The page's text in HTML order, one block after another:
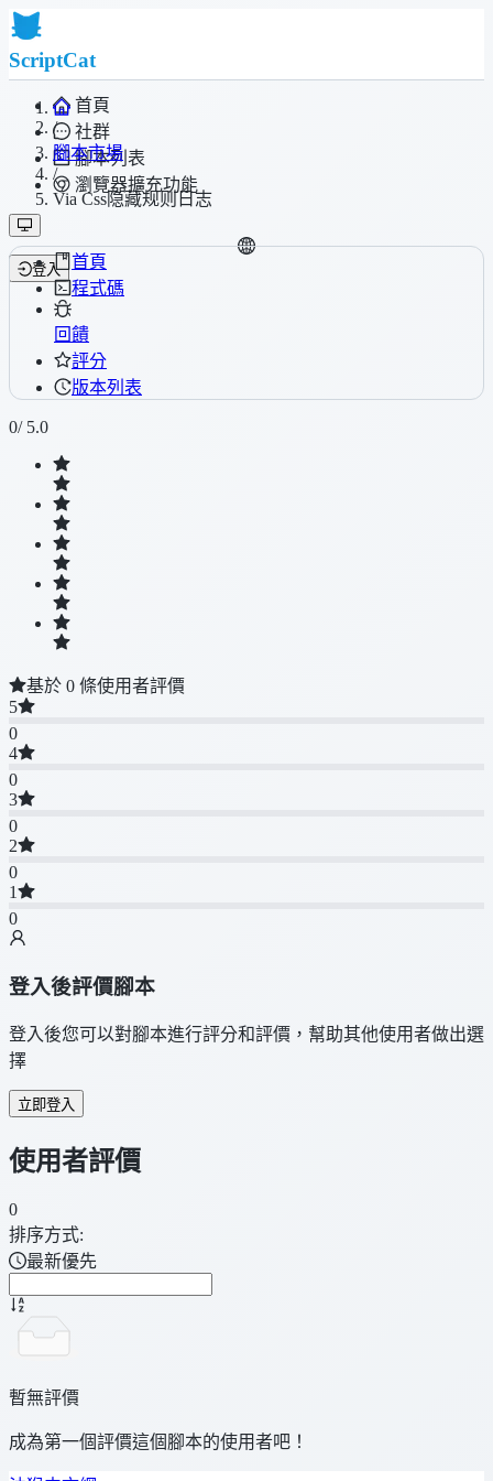
ScriptCat
首頁
社群
腳本列表
瀏覽器擴充功能
登入
/
腳本市場
/
Via Css隐藏规则日志
首頁
程式碼
回饋
評分
版本列表
0/ 5.0
基於 0 條使用者評價
5
0
4
0
3
0
2
0
1
0
登入後評價腳本
登入後您可以對腳本進行評分和評價，幫助其他使用者做出選
擇
立即登入
使用者評價
0
排序方式:
最新優先
暫無評價
成為第一個評價這個腳本的使用者吧！